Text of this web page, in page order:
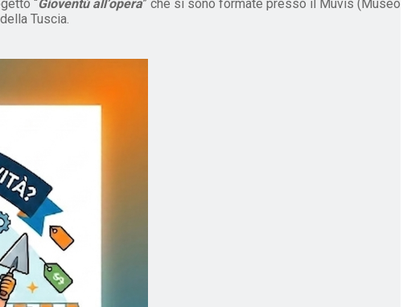
“Gioventù all’opera” che si sono formate presso il Muvis (Museo
Tuscia.